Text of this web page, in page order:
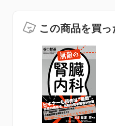
この商品を買っ